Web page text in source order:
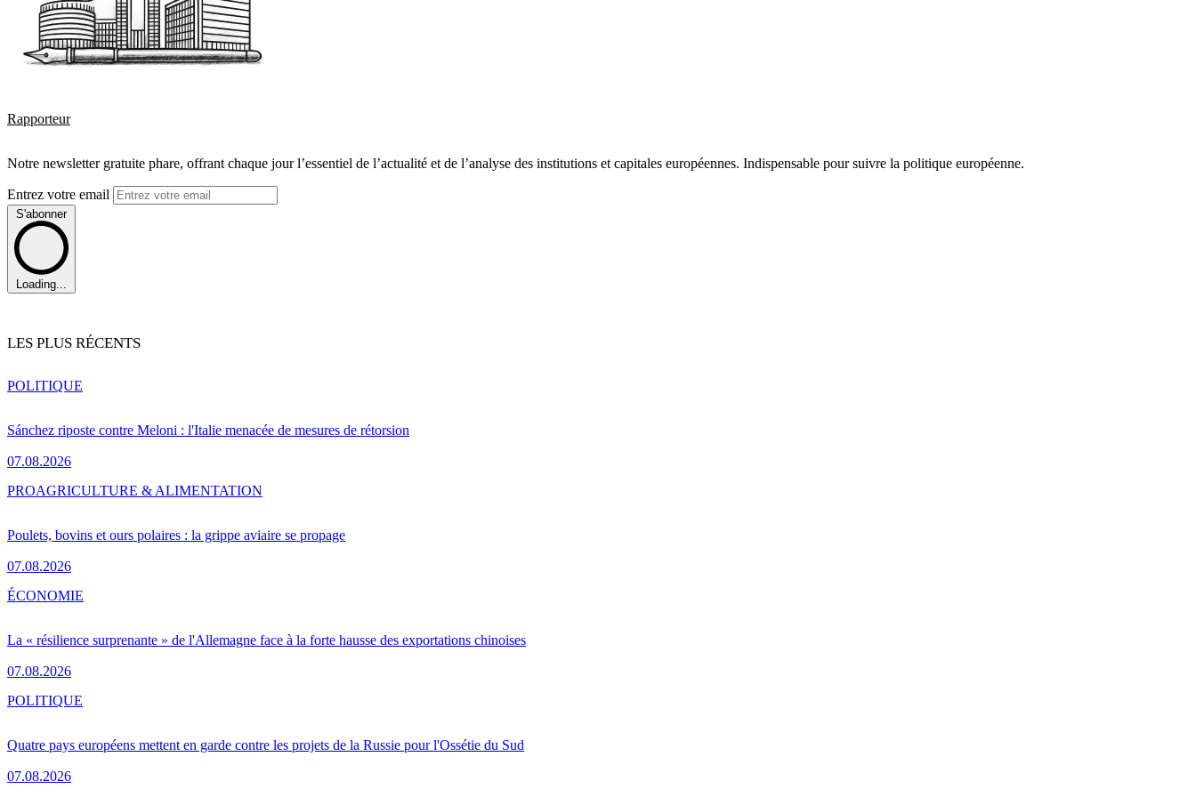
Rapporteur
Notre newsletter gratuite phare, offrant chaque jour l’essentiel de l’actualité et de l’analyse des institutions et capitales européennes. Indispensable pour suivre la politique européenne.
Entrez votre email
S'abonner
Loading...
LES PLUS RÉCENTS
Sánchez riposte contre Meloni : l'Italie menacée de mesures de rétorsion
07.08.2026
POLITIQUE
Poulets, bovins et ours polaires : la grippe aviaire se propage
07.08.2026
PROAGRICULTURE & ALIMENTATION
La « résilience surprenante » de l'Allemagne face à la forte hausse des exportations chinoises
07.08.2026
ÉCONOMIE
Quatre pays européens mettent en garde contre les projets de la Russie pour l'Ossétie du Sud
07.08.2026
POLITIQUE